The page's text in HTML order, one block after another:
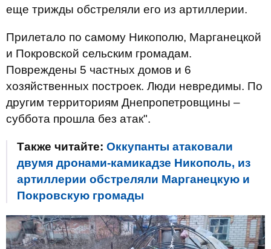
еще трижды обстреляли его из артиллерии.
Прилетало по самому Никополю, Марганецкой
и Покровской сельским громадам.
Повреждены 5 частных домов и 6
хозяйственных построек. Люди невредимы. По
другим территориям Днепропетровщины –
суббота прошла без атак".
Также читайте: Оккупанты атаковали
двумя дронами-камикадзе Никополь, из
артиллерии обстреляли Марганецкую и
Покровскую громады